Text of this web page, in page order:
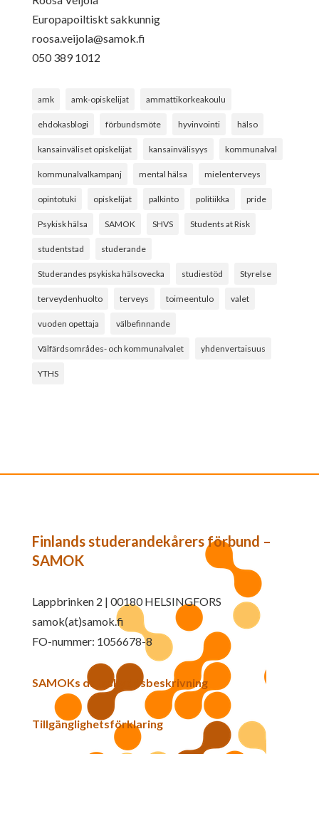
Europapoiltiskt sakkunnig
roosa.veijola@samok.fi
050 389 1012
amk amk-opiskelijat ammattikorkeakoulu
ehdokasblogi förbundsmöte hyvinvointi hälso
kansainväliset opiskelijat kansainvälisyys kommunalval
kommunalvalkampanj mental hälsa mielenterveys
opintotuki opiskelijat palkinto politiikka pride
Psykisk hälsa SAMOK SHVS Students at Risk
studentstad studerande
Studerandes psykiska hälsovecka studiestöd Styrelse
terveydenhuolto terveys toimeentulo valet
vuoden opettaja välbefinnande
Välfärdsområdes- och kommunalvalet yhdenvertaisuus
YTHS
Finlands studerandekårers förbund –
SAMOK
Lappbrinken 2 | 00180 HELSINGFORS
samok(at)samok.fi
FO-nummer: 1056678-8
SAMOKs dataskyddsbeskrivning
Tillgänglighetsförklaring